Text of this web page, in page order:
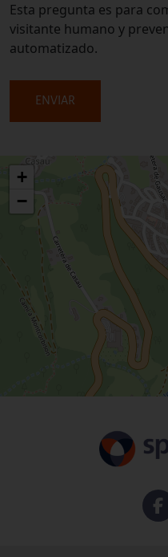
Esta pregunta es para
visitante humano y
automatizado.
+
−